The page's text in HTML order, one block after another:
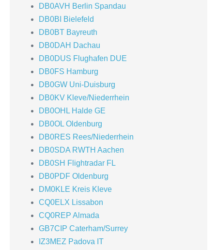
DB0AVH Berlin Spandau
DB0BI Bielefeld
DB0BT Bayreuth
DB0DAH Dachau
DB0DUS Flughafen DUE
DB0FS Hamburg
DB0GW Uni-Duisburg
DB0KV Kleve/Niederrhein
DB0OHL Halde GE
DB0OL Oldenburg
DB0RES Rees/Niederrhein
DB0SDA RWTH Aachen
DB0SH Flightradar FL
DB0PDF Oldenburg
DM0KLE Kreis Kleve
CQ0ELX Lissabon
CQ0REP Almada
GB7CIP Caterham/Surrey
IZ3MEZ Padova IT